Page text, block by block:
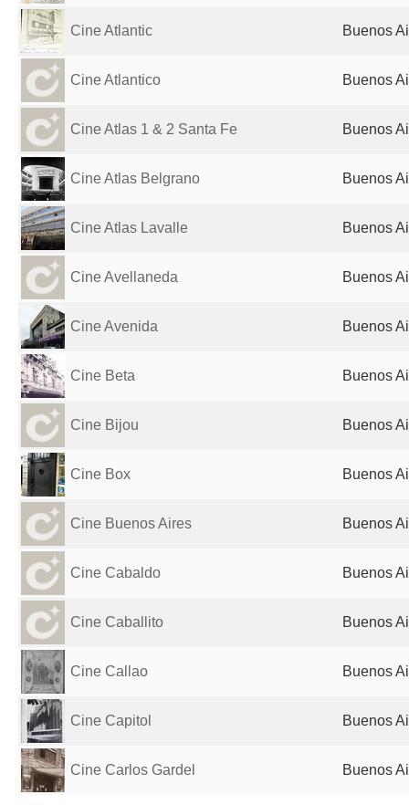
Cine Atlantic Buenos
Cine Atlantico Buenos
Cine Atlas 1 & 2 Santa Fe Buenos
Cine Atlas Belgrano Buenos
Cine Atlas Lavalle Buenos
Cine Avellaneda Buenos
Cine Avenida Buenos
Cine Beta Buenos
Cine Bijou Buenos
Cine Box Buenos
Cine Buenos Aires Buenos
Cine Cabaldo Buenos
Cine Caballito Buenos
Cine Callao Buenos
Cine Capitol Buenos
Cine Carlos Gardel Buenos